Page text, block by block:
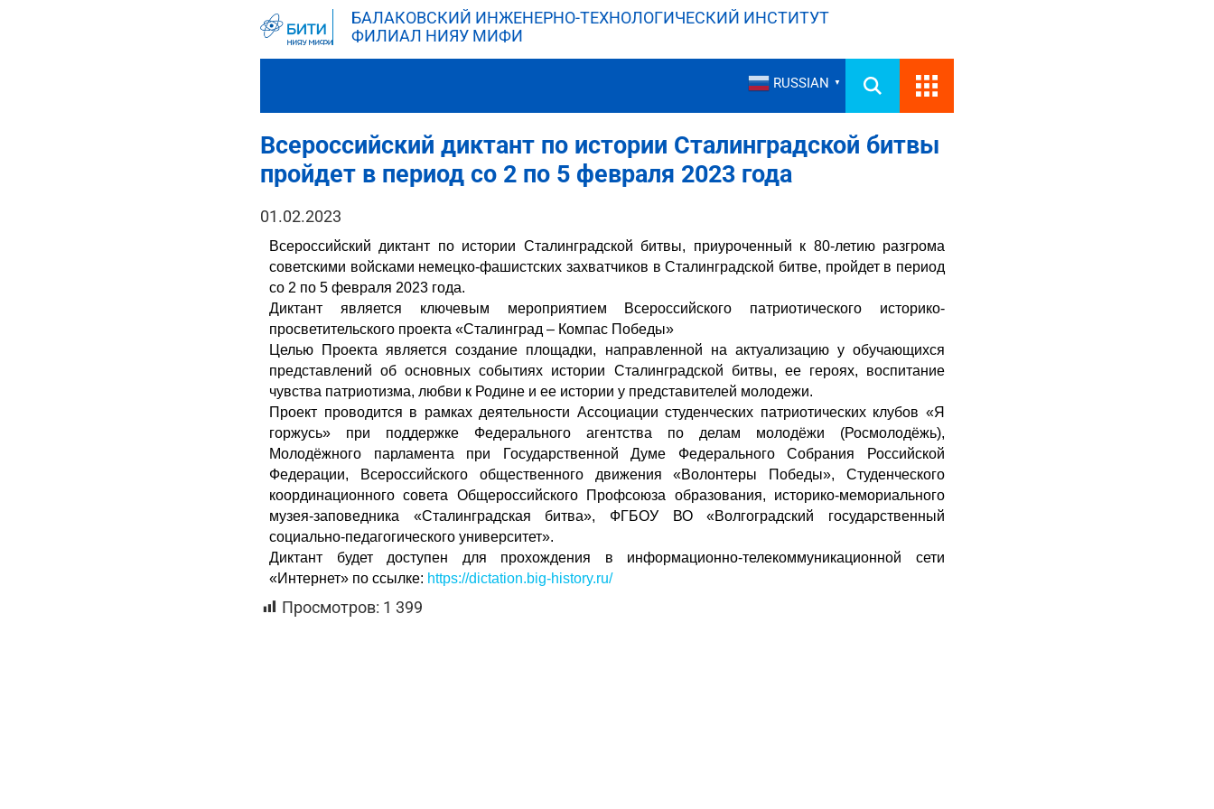
БАЛАКОВСКИЙ ИНЖЕНЕРНО-ТЕХНОЛОГИЧЕСКИЙ ИНСТИТУТ
ФИЛИАЛ НИЯУ МИФИ
RUSSIAN ▼
Всероссийский диктант по истории Сталинградской битвы
пройдет в период со 2 по 5 февраля 2023 года
01.02.2023
Всероссийский диктант по истории Сталинградской битвы, приуроченный к 80-летию разгрома
советскими войсками немецко-фашистских захватчиков в Сталинградской битве, пройдет в период
со 2 по 5 февраля 2023 года.
Диктант является ключевым мероприятием Всероссийского патриотического историко-
просветительского проекта «Сталинград – Компас Победы»
Целью Проекта является создание площадки, направленной на актуализацию у обучающихся
представлений об основных событиях истории Сталинградской битвы, ее героях, воспитание
чувства патриотизма, любви к Родине и ее истории у представителей молодежи.
Проект проводится в рамках деятельности Ассоциации студенческих патриотических клубов «Я
горжусь» при поддержке Федерального агентства по делам молодёжи (Росмолодёжь),
Молодёжного парламента при Государственной Думе Федерального Собрания Российской
Федерации, Всероссийского общественного движения «Волонтеры Победы», Студенческого
координационного совета Общероссийского Профсоюза образования, историко-мемориального
музея-заповедника «Сталинградская битва», ФГБОУ ВО «Волгоградский государственный
социально-педагогического университет».
Диктант будет доступен для прохождения в информационно-телекоммуникационной сети
«Интернет» по ссылке: https://dictation.big-history.ru/
Просмотров: 1 399